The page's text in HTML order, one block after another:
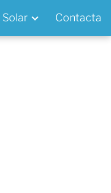
Solar Contacta